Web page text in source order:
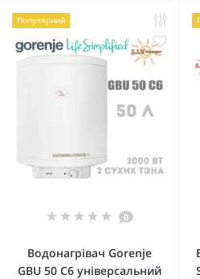
Популярний
0
Водонагрівач Gorenje
GBU 50 C6 універсальний